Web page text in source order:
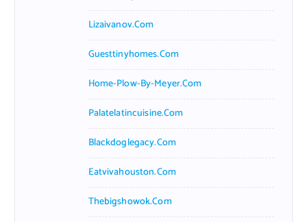
Lizaivanov.com
Guesttinyhomes.com
Home-Plow-By-Meyer.com
Palatelatincuisine.com
Blackdoglegacy.com
Eatvivahouston.com
Thebigshowok.com